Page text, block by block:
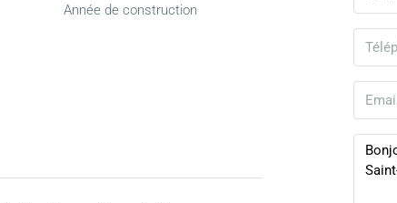
Année de construction